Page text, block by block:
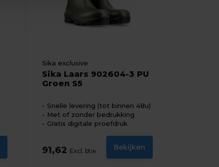
Sika exclusive
Sika Laars 902604-3 PU
Groen S5
Snelle levering (tot binnen 48u)
Met of zonder bedrukking
Gratis digitale proefdruk
91,62 Excl. btw Bekijken